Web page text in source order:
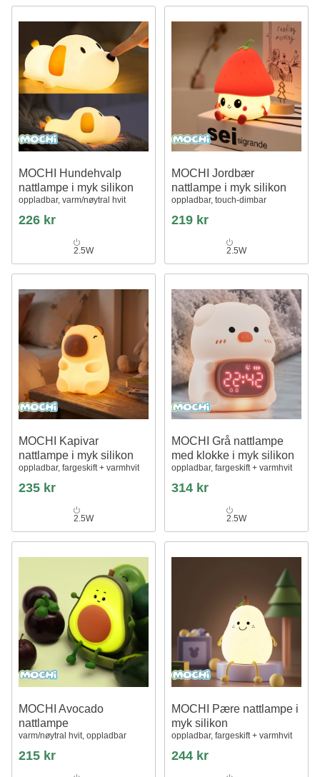
MOCHI Hundehvalp
nattlampe i myk silikon
oppladbar, varm/nøytral hvit
226 kr
2.5W
MOCHI Jordbær
nattlampe i myk silikon
oppladbar, touch-dimbar
219 kr
2.5W
MOCHI Kapivar
nattlampe i myk silikon
oppladbar, fargeskift + varmhvit
235 kr
2.5W
MOCHI Grå nattlampe
med klokke i myk silikon
oppladbar, fargeskift + varmhvit
314 kr
2.5W
MOCHI Avocado
nattlampe
varm/nøytral hvit, oppladbar
215 kr
MOCHI Pære nattlampe i
myk silikon
oppladbar, fargeskift + varmhvit
244 kr